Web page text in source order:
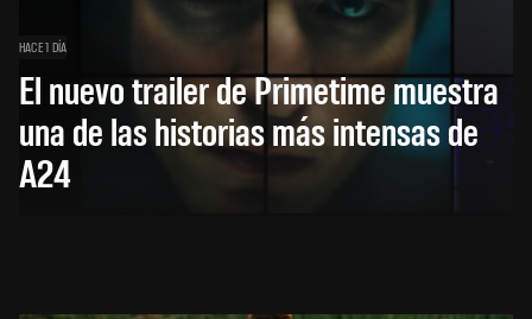
HACE 1 DÍA
El nuevo trailer de Primetime muestra
una de las historias más intensas de
A24